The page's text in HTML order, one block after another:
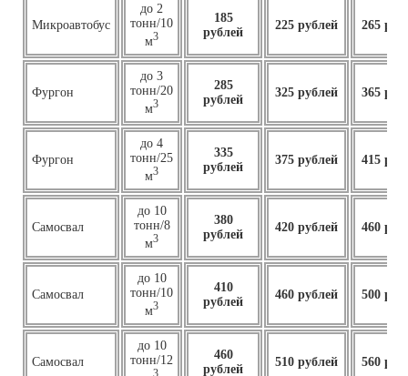
Микроавтобус
до 2
тонн/10
м3
185
рублей
225 рублей 265
Фургон
до 3
тонн/20
м3
285
рублей
325 рублей 365
Фургон
до 4
тонн/25
м3
335
рублей
375 рублей 415
Самосвал
до 10
тонн/8
м3
380
рублей
420 рублей 460
Самосвал
до 10
тонн/10
м3
410
рублей
460 рублей 500
Самосвал
до 10
тонн/12
3
460
рублей
510 рублей 560